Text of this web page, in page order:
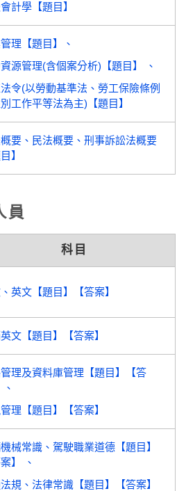
計學【題目】
理【題目】
源管理(含個案分析)【題目】
令(以勞動基準法、勞工保險條例
工作平等法為主)【題目】
要、民法概要、刑事訴訟法概要
】
員
科目
英文【題目】【答案】
文【題目】【答案】
理及資料庫管理【題目】【答
理【題目】【答案】
械常識、駕駛職業道德【題目】
案】
規、法律常識【題目】【答案】